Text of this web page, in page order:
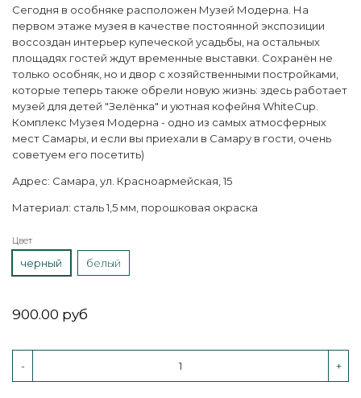
Сегодня в особняке расположен Музей Модерна. На
первом этаже музея в качестве постоянной экспозиции
воссоздан интерьер купеческой усадьбы, на остальных
площадях гостей ждут временные выставки. Сохранён не
только особняк, но и двор с хозяйственными постройками,
которые теперь также обрели новую жизнь: здесь работает
музей для детей "Зелёнка" и уютная кофейня WhiteCup.
Комплекс Музея Модерна - одно из самых атмосферных
мест Самары, и если вы приехали в Самару в гости, очень
советуем его посетить)
Адрес: Самара, ул. Красноармейская, 15
Материал: сталь 1,5 мм, порошковая окраска
Цвет
черный белый
900.00 руб
- +